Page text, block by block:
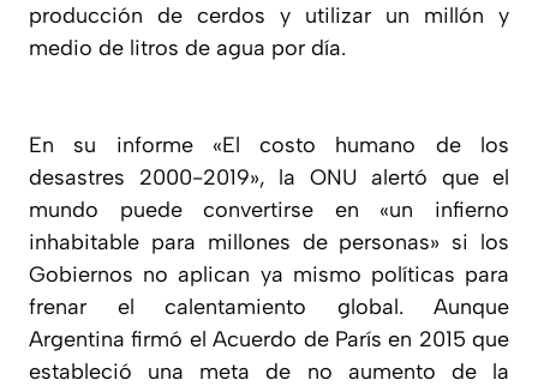
producción de cerdos y utilizar un millón y
medio de litros de agua por día.
En su informe «El costo humano de los
desastres 2000-2019», la ONU alertó que el
mundo puede convertirse en «un infierno
inhabitable para millones de personas» si los
Gobiernos no aplican ya mismo políticas para
frenar el calentamiento global. Aunque
Argentina firmó el Acuerdo de París en 2015 que
estableció una meta de no aumento de la